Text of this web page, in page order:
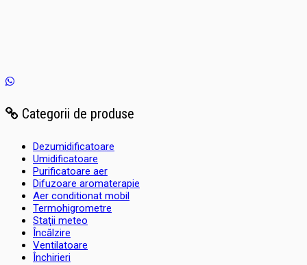
Categorii de produse
Dezumidificatoare
Umidificatoare
Purificatoare aer
Difuzoare aromaterapie
Aer conditionat mobil
Termohigrometre
Staţii meteo
Încălzire
Ventilatoare
Închirieri